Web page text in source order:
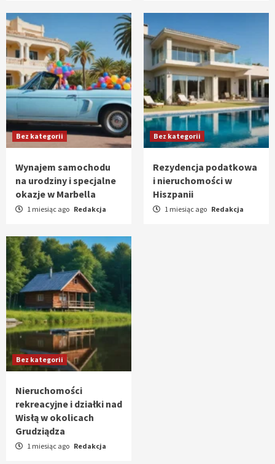
Bez kategorii
Wynajem samochodu
na urodziny i specjalne
okazje w Marbella
1 miesiąc ago Redakcja
Bez kategorii
Rezydencja podatkowa
i nieruchomości w
Hiszpanii
1 miesiąc ago Redakcja
Bez kategorii
Nieruchomości
rekreacyjne i działki nad
Wisłą w okolicach
Grudziądza
1 miesiąc ago Redakcja